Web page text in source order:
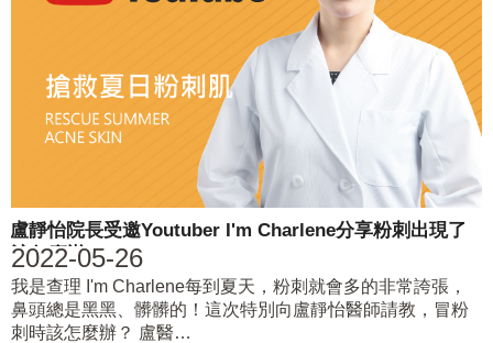
盧靜怡院長受邀Youtuber I'm Charlene分享粉刺出現了
該怎麼辦
2022-05-26
我是查理 I'm Charlene每到夏天，粉刺就會多的非常誇張，
鼻頭總是黑黑、髒髒的！這次特別向盧靜怡醫師請教，冒粉
刺時該怎麼辦？ 盧醫…